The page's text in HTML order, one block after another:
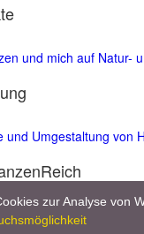
und mich auf Natur-
und Umgestaltung von
mehr als 8.000
& Impressum
zur Analyse von